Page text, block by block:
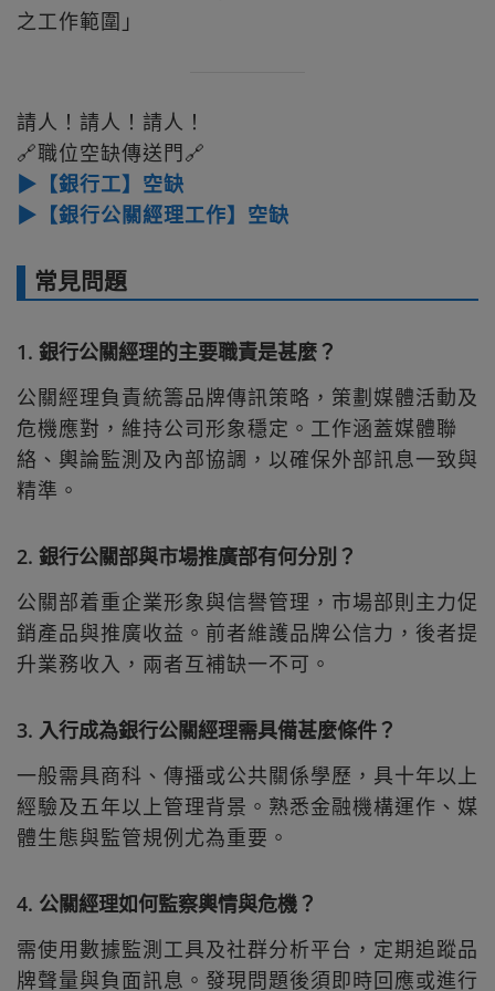
之工作範圍」
請人！請人！請人！
🔗職位空缺傳送門🔗
▶【銀行工】空缺
▶【銀行公關經理工作】空缺
常見問題
1. 銀行公關經理的主要職責是甚麼？
公關經理負責統籌品牌傳訊策略，策劃媒體活動及
危機應對，維持公司形象穩定。工作涵蓋媒體聯
絡、輿論監測及內部協調，以確保外部訊息一致與
精準。
2. 銀行公關部與市場推廣部有何分別？
公關部着重企業形象與信譽管理，市場部則主力促
銷產品與推廣收益。前者維護品牌公信力，後者提
升業務收入，兩者互補缺一不可。
3. 入行成為銀行公關經理需具備甚麼條件？
一般需具商科、傳播或公共關係學歷，具十年以上
經驗及五年以上管理背景。熟悉金融機構運作、媒
體生態與監管規例尤為重要。
4. 公關經理如何監察輿情與危機？
需使用數據監測工具及社群分析平台，定期追蹤品
牌聲量與負面訊息。發現問題後須即時回應或進行